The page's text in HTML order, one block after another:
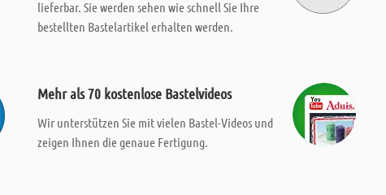
lieferbar. Sie werden sehen wie schnell Sie Ihre
bestellten Bastelartikel erhalten werden.
Mehr als 70 kostenlose Bastelvideos
Wir unterstützen Sie mit vielen Bastel-Videos und
zeigen Ihnen die genaue Fertigung.